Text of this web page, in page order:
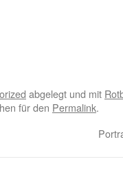
abgelegt und mit
für den Permalink.